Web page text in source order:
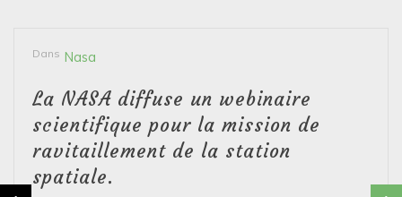
Dans Nasa
La NASA diffuse un webinaire
scientifique pour la mission de
ravitaillement de la station
spatiale.